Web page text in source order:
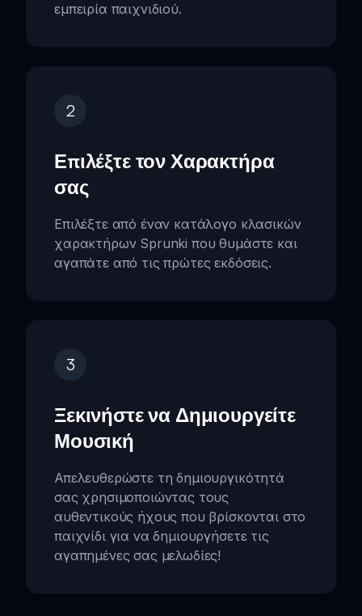
εμπειρία παιχνιδιού.
2
Επιλέξτε τον Χαρακτήρα
σας
Επιλέξτε από έναν κατάλογο κλασικών
χαρακτήρων Sprunki που θυμάστε και
αγαπάτε από τις πρώτες εκδόσεις.
3
Ξεκινήστε να Δημιουργείτε
Μουσική
Απελευθερώστε τη δημιουργικότητά
σας χρησιμοποιώντας τους
αυθεντικούς ήχους που βρίσκονται στο
παιχνίδι για να δημιουργήσετε τις
αγαπημένες σας μελωδίες!